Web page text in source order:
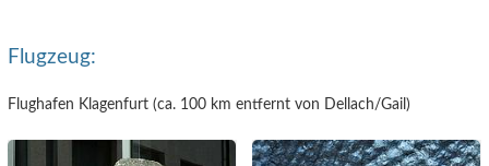
Flugzeug:
Flughafen Klagenfurt (ca. 100 km entfernt von Dellach/Gail)